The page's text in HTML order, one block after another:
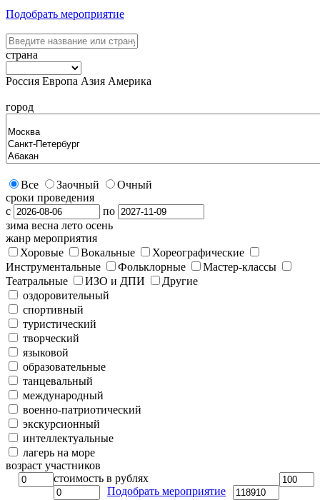
Подобрать мероприятие
страна
Россия Европа Азия Америка
город
Все Заочный
Очный
сроки проведения
с
по
зима весна лето осень
жанр мероприятия
Хоровые
Вокальные
Хореографические
Инструментальные
Фольклорные
Мастер-классы
Театральные
ИЗО и ДПИ
Другие
оздоровительный
спортивный
туристический
творческий
языковой
образовательные
танцевальный
международный
военно-патриотический
экскурсионный
интеллектуальные
лагерь на море
возраст участников
стоимость в рублях
Подобрать мероприятие